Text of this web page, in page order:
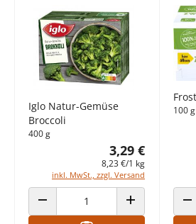
Iglo Natur-Gemüse
Broccoli
400 g
3,29 €
8,23 €/1 kg
inkl. MwSt., zzgl. Versand
ANZAHL VERRINGERN ANZAHL
100 g